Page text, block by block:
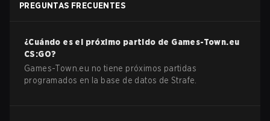
PREGUNTAS FRECUENTES
¿Cuándo es el próximo partido de Games-Town.eu
CS:GO?
Games-Town.eu no tiene próximos partidas
programados en la base de datos de Strafe.